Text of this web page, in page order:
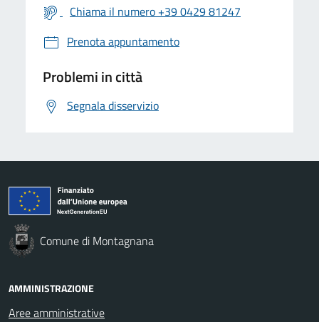
Chiama il numero +39 0429 81247
Prenota appuntamento
Problemi in città
Segnala disservizio
Comune di Montagnana
AMMINISTRAZIONE
Aree amministrative